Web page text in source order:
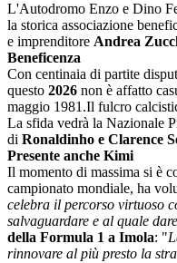
L'Autodromo Enzo e Dino
la storica associazione
e imprenditore Andrea
Beneficenza
Con centinaia di partite
questo 2026 non è affatto
maggio 1981.Il fulcro
La sfida vedrà la Nazionale
di Ronaldinho e Clarence
Presente anche Kimi
Il momento di massima si è
campionato mondiale, ha
celebra il percorso virtuoso
salvaguardare e al quale
della Formula 1 a Imola: "
rinnovare al più presto la